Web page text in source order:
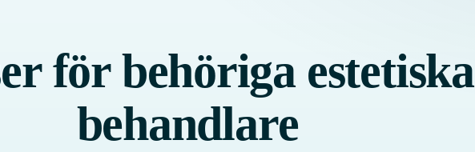
för behöriga estetiska
behandlare